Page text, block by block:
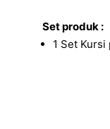
Set produk :
1 Set